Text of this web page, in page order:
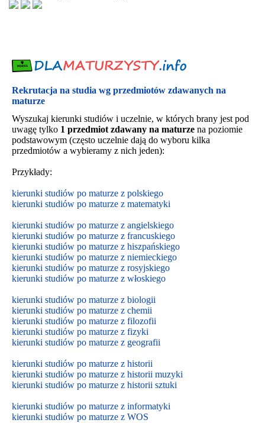
Rekrutacja na studia wg przedmiotów zdawanych na
maturze
Wyszukaj kierunki studiów i uczelnie, w których brany jest pod
uwagę tylko 1 przedmiot zdawany na maturze na poziomie
podstawowym (często uczelnie dają do wyboru kilka
przedmiotów a wybieramy z nich jeden):
Przykłady:
kierunki studiów po maturze z polskiego
kierunki studiów po maturze z matematyki
kierunki studiów po maturze z angielskiego
kierunki studiów po maturze z francuskiego
kierunki studiów po maturze z hiszpańskiego
kierunki studiów po maturze z niemieckiego
kierunki studiów po maturze z rosyjskiego
kierunki studiów po maturze z włoskiego
kierunki studiów po maturze z biologii
kierunki studiów po maturze z chemii
kierunki studiów po maturze z filozofii
kierunki studiów po maturze z fizyki
kierunki studiów po maturze z geografii
kierunki studiów po maturze z historii
kierunki studiów po maturze z historii muzyki
kierunki studiów po maturze z historii sztuki
kierunki studiów po maturze z informatyki
kierunki studiów po maturze z WOS